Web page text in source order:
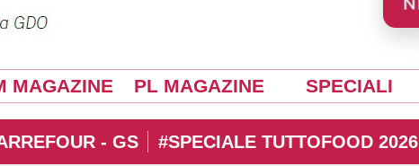
MAGAZINE PL MAGAZINE SPECIALI
- GS #SPECIALE TUTTOFOOD 2026